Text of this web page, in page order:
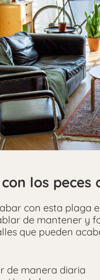
los peces
con esta plaga
de mantener y
que pueden
de manera diaria